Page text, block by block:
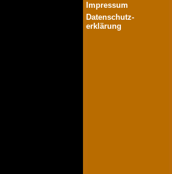
Impressum
Datenschutz-
erklärung